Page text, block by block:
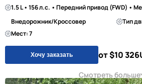
1.5 L • 156 л.с. • Передний привод (FWD) •
Внедорожник/Кроссовер
Тип
Мест: 7
Хочу заказать от $10 326
Смотреть больше